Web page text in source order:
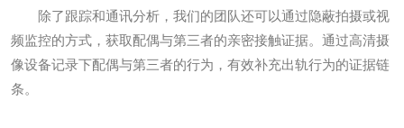
除了跟踪和通讯分析，我们的团队还可以通过隐蔽拍摄或视
频监控的方式，获取配偶与第三者的亲密接触证据。通过高清摄
像设备记录下配偶与第三者的行为，有效补充出轨行为的证据链
条。